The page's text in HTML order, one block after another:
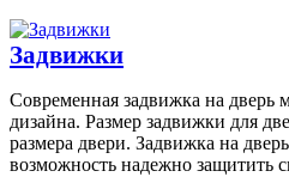
Задвижки
Современная задвижка на дверь
дизайна. Размер задвижки для
размера двери. Задвижка на
возможность надежно защитить